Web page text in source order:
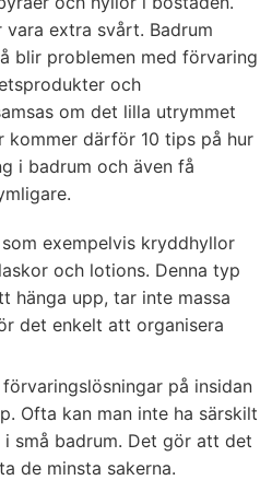
extra svårt. Badrum
blir problemen med förvaring
och
om det lilla utrymmet
kommer därför 10 tips på hur
i badrum och även få
exempelvis kryddhyllor
och lotions. Denna typ
hänga upp, tar inte massa
det enkelt att organisera
på insidan
Ofta kan man inte ha särskilt
små badrum. Det gör att det
de minsta sakerna.